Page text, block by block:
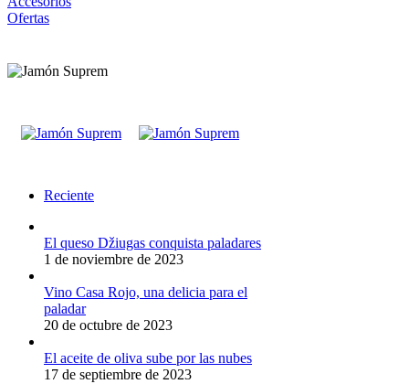
Ofertas
Reciente
El queso Džiugas conquista paladares
1 de noviembre de 2023
Vino Casa Rojo, una delicia para el
paladar
20 de octubre de 2023
El aceite de oliva sube por las nubes
17 de septiembre de 2023